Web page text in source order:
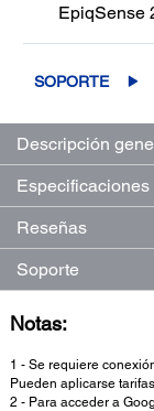
EpiqSense
SOPORTE
Descripción
Especificaciones
Reseñas
Soporte
Notas:
1 - Se requiere
Pueden aplicarse
2 - Para acceder a